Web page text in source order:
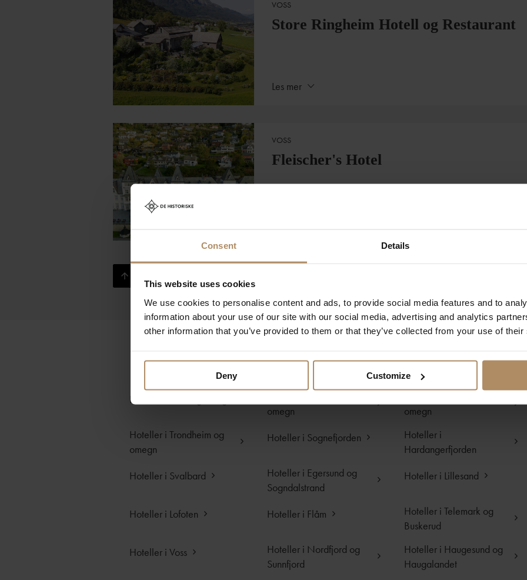
Consent Details
This website uses cookies
We use cookies to personalise content and ads, to provide social media features and to
information about your use of our site with our social media, advertising and analytics
other information that you’ve provided to them or that they’ve collected from your use of
Deny Customize
VOSS
Store Ringheim Hotell og Restaurant
Les mer
OM HOTELLET
Vakkert beliggende på et gammelt gårdstun på Voss finner du et Store Ringheim.
Et lite og unikt boutiquehotell med atmosfære.
VOSS
Fleischer's Hotel
OM HOTELLET
Med sin ærverdige atmosfære, gode mat og imøtekommende vertskap er Fleischers Hotel en
institusjon på Voss.
Hoteller etter destinasion
Hoteller i Oslo og omegn
omegn
omegn
Hoteller i Trondheim og
omegn
Hoteller i Sognefjorden
Hoteller i
Hardangerfjorden
Hoteller i Svalbard
Hoteller i Egersund og
Sogndalstrand
Hoteller i Lillesand
Hoteller i Lofoten Hoteller i Flåm
Hoteller i Telemark og
Buskerud
Hoteller i Voss
Hoteller i Nordfjord og
Sunnfjord
Hoteller i Haugesund og
Haugalandet